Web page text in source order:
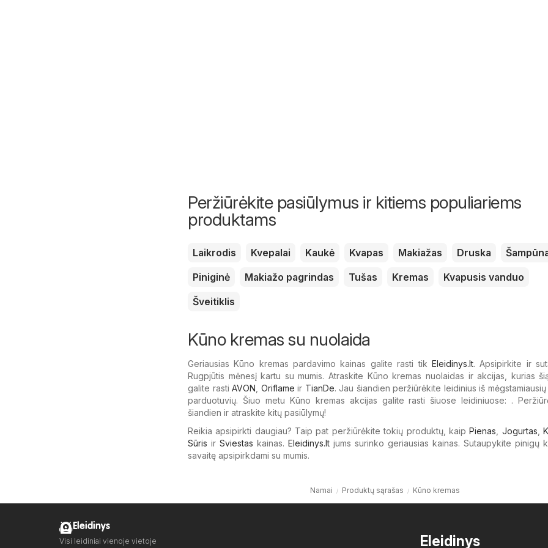
Peržiūrėkite pasiūlymus ir kitiems populiariems
produktams
Laikrodis Kvepalai Kaukė Kvapas Makiažas Druska
Piniginė
Makiažo pagrindas Tušas Kremas
Kvapusis vanduo
Šveitiklis
Kūno kremas su nuolaida
Geriausias Kūno kremas pardavimo kainas galite rasti tik Eleidinys.lt. Apsipirkite ir
Rugpjūtis mėnesį kartu su mumis. Atraskite Kūno kremas nuolaidas ir akcijas, kurias
galite rasti AVON Oriflame ir TianDe. Jau šiandien peržiūrėkite leidinius iš
parduotuvių. Šiuo metu Kūno kremas akcijas galite rasti šiuose leidiniuose: .
šiandien ir atraskite kitų pasiūlymų!
Reikia apsipirkti daugiau? Taip pat peržiūrėkite tokių produktų, kaipPienas Jogurtas ,
Sūris ir Sviestas kainas. Eleidinys.lt jums surinko geriausias kainas. Sutaupykite pinigų
savaitę apsipirkdami su mumis.
Namai Produktų sąrašas Kūno kremas
Eleidinys
Eleidinys
Visi leidiniai vienoje vietoje